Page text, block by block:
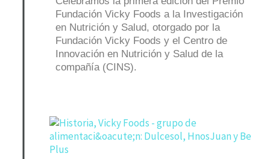
Fundación Vicky Foods a la Investigación
en Nutrición y Salud, otorgado por la
Fundación Vicky Foods y el Centro de
Innovación en Nutrición y Salud de la
compañía (CINS).